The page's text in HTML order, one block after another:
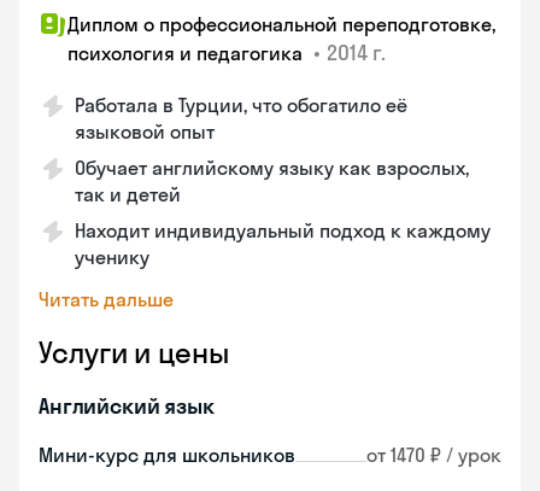
Диплом о профессиональной переподготовке,
психология и педагогика • 2014 г.
Работала в Турции, что обогатило её
языковой опыт
Обучает английскому языку как взрослых,
так и детей
Находит индивидуальный подход к каждому
ученику
Читать дальше
Услуги и цены
Английский язык
Мини-курс для школьников от 1470 ₽ / урок